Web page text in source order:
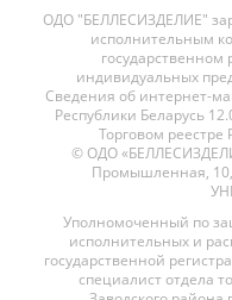
ОДО "БЕЛЛЕСИЗДЕЛИЕ"
исполнительным
государственном
индивидуальных
Сведения об интернет-
Республики Беларусь
Торговом реестре
© ОДО
Промышленная,
Уполномоченный по
исполнительных и
государственной
специалист отдела